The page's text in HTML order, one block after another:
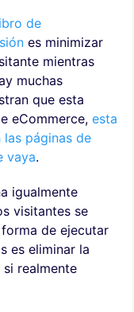
de
es minimizar
mientras
muchas
que esta
eCommerce, esta
páginas de
vaya.
igualmente
visitantes se
de ejecutar
es eliminar la
realmente